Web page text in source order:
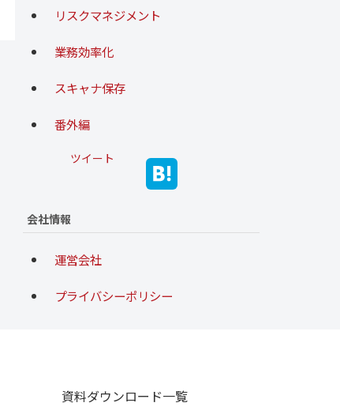
リスクマネジメント
業務効率化
スキャナ保存
番外編
ツイート
会社情報
運営会社
プライバシーポリシー
資料ダウンロード一覧